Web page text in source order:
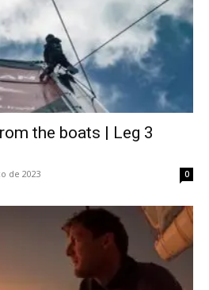
the boats | Leg 3
de 2023 0